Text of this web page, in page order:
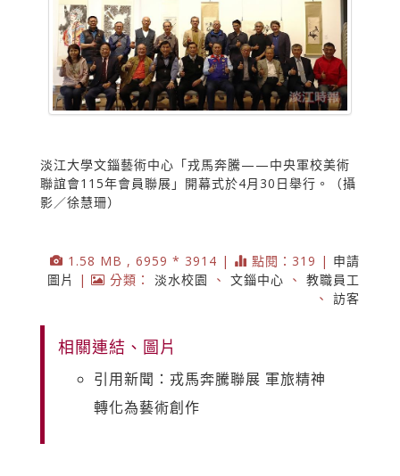
淡江大學文錙藝術中心「戎馬奔騰——中央軍校美術
聯誼會115年會員聯展」開幕式於4月30日舉行。（攝
影／徐慧珊）
1.58 MB , 6959 * 3914 | 點閱：319 | 申請
圖片
| 分類： 淡水校園 、 文錙中心 、 教職員工
、 訪客
相關連結、圖片
引用新聞：戎馬奔騰聯展 軍旅精神
轉化為藝術創作